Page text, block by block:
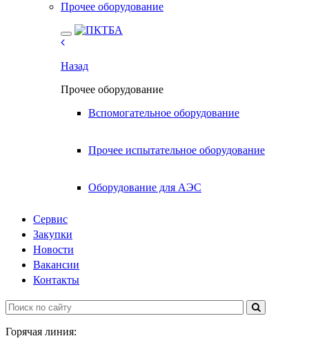
Прочее оборудование
Назад
Прочее оборудование
Вспомогательное оборудование
Прочее испытательное оборудование
Оборудование для АЭС
Сервис
Закупки
Новости
Вакансии
Контакты
Горячая линия: